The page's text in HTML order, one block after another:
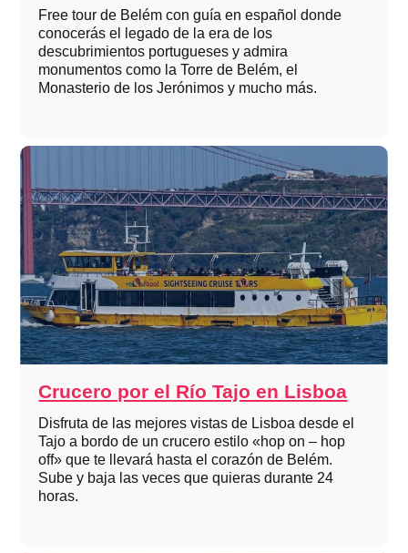
Free tour de Belém con guía en español donde
conocerás el legado de la era de los
descubrimientos portugueses y admira
monumentos como la Torre de Belém, el
Monasterio de los Jerónimos y mucho más.
Crucero por el Río Tajo en Lisboa
Disfruta de las mejores vistas de Lisboa desde el
Tajo a bordo de un crucero estilo «hop on – hop
off» que te llevará hasta el corazón de Belém.
Sube y baja las veces que quieras durante 24
horas.